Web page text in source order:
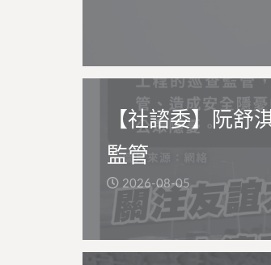
【社諮委】阮舒
監管
2026-08-05